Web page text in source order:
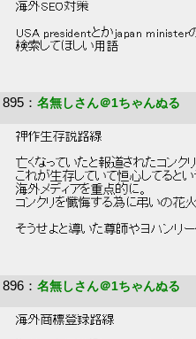
海外SEO対策
USA presidentとかjapan minister
検索してほしい用語
895 ： 名無しさん＠1ちゃんぬる
神作生存説路線
亡くなっていたと報道されたコン
これが生存していて恒心してると
海外メディアを重点的に。
コンクリを懺悔する為に弔いの花
そうせよと導いた尊師やヨハンリ
896 ： 名無しさん＠1ちゃんぬる
海外商標登録路線